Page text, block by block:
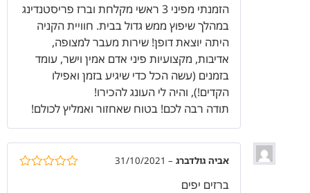
5
הזמנתי מפיני 3 ראשי מקלחת וברז פריסטנדינג
במהלך שיפוץ ממש גדול בבית. חוויית הקניה
היתה יוצאת דופן! שירות מעבר למצופה,
אדיבות, מקצועיות פיני אדם אמין וישר, עומד
בזמנים (עשה הכל כדי שיגיע בזמן ואפילו
הקדים!), והיה לי העונג להכירו!
תודה רבה לכם! בטוח שאחזור ואמליץ לכולם!
אביה גולדברג –
31/10/2021
ברזים יפים